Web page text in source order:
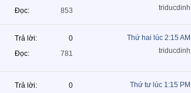
Đọc
853
triducdinh
Trả lời
0
Đọc
781
Thứ hai lúc 2:15 AM
triducdinh
Trả lời
0
Thứ tư lúc 1:15 PM